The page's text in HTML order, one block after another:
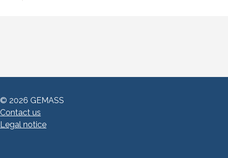
© 2026 GEMASS
Contact us
Legal notice